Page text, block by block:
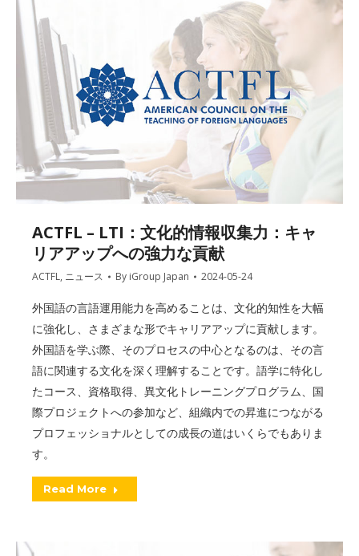
ACTFL – LTI：文化的情報収集力：キャ
リアアップへの強力な貢献
ACTFL, ニュース By iGroup Japan 2024-05-24
外国語の言語運用能力を高めることは、文化的知性を大幅
に強化し、さまざまな形でキャリアアップに貢献します。
外国語を学ぶ際、そのプロセスの中心となるのは、その言
語に関連する文化を深く理解することです。語学に特化し
たコース、資格取得、異文化トレーニングプログラム、国
際プロジェクトへの参加など、組織内での昇進につながる
プロフェッショナルとしての成長の道はいくらでもありま
す。
Read More